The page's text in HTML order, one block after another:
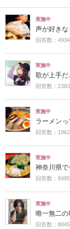
実施中
声が好きな
回答数：
実施中
歌が上手だ
回答数：
実施中
ラーメン
回答数：
実施中
神奈川県で
回答数：8495
実施中
唯一無二の
回答数：8045